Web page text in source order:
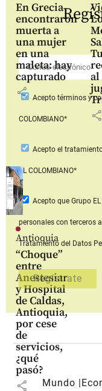
En Grecia
encontraron
muerta a
una mujer
en una
maleta: hay
capturado
share
al
share
Antioquia
“Choque”
entre
Anestesiar
y Hospital
de Caldas,
Antioquia,
por cese
de
servicios,
¿qué
pasó?
share
Aceptotérminos y
COLOMBIANO*
Acepto el
EL COLOMBIANO*
Acepto que Grupo
personales con terceros
Tratamiento del Datos
Mundo